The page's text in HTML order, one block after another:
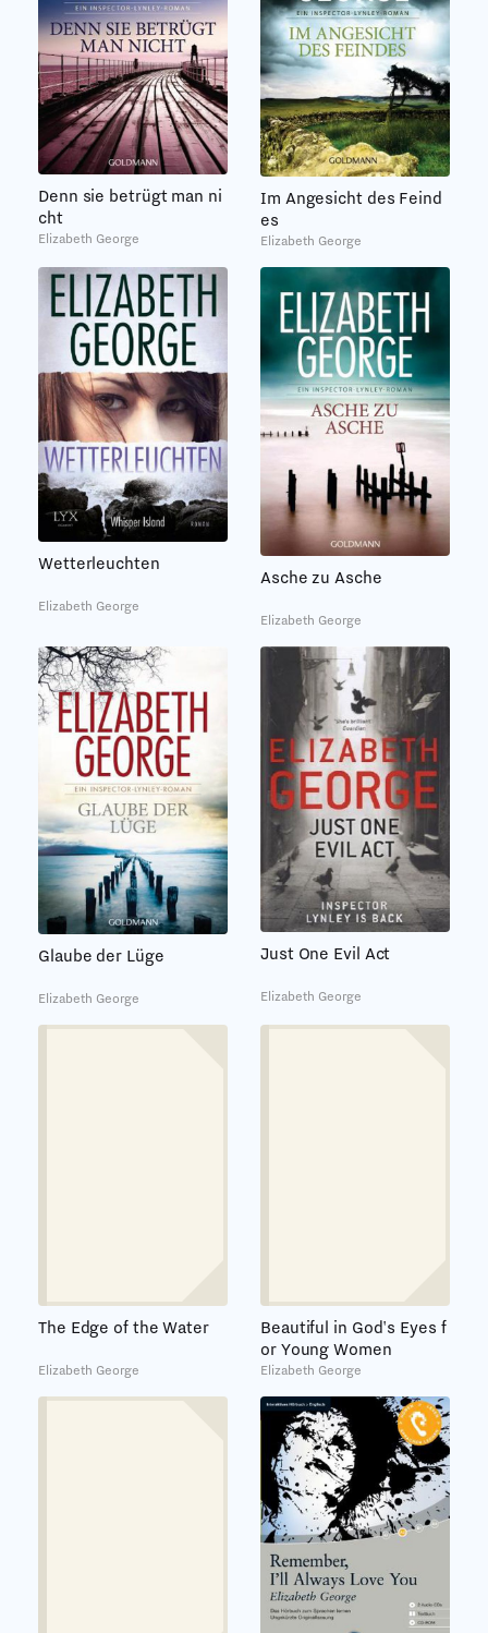
Denn sie betrügt man ni
cht
Elizabeth George
Im Angesicht des Feind
es
Elizabeth George
Wetterleuchten
Elizabeth George
Asche zu Asche
Elizabeth George
Glaube der Lüge
Elizabeth George
Just One Evil Act
Elizabeth George
The Edge of the Water
Elizabeth George
Beautiful in God's Eyes f
or Young Women
Elizabeth George